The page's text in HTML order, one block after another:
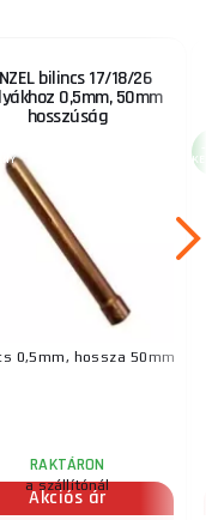
bilincs 17/18/26
0,5mm, 50mm
hosszúság
0,5mm, hossza 50mm
RAKTÁRON
a szállítónál
Akciós ár